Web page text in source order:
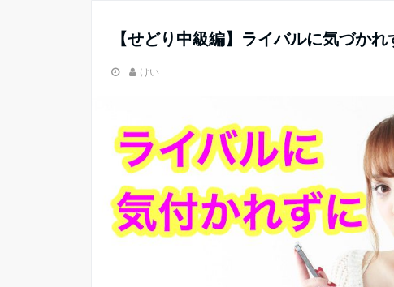
【せどり中級編】ライバルに気づか
けい